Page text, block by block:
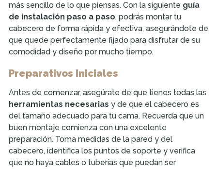
más sencillo de lo que piensas. Con la siguiente guía
de instalación paso a paso, podrás montar tu
cabecero de forma rápida y efectiva, asegurándote de
que quede perfectamente fijado para disfrutar de su
comodidad y diseño por mucho tiempo.
Preparativos Iniciales
Antes de comenzar, asegúrate de que tienes todas las
herramientas necesarias y de que el cabecero es
del tamaño adecuado para tu cama. Recuerda que un
buen montaje comienza con una excelente
preparación. Toma medidas de la pared y del
cabecero, identifica los puntos de soporte y verifica
que no haya cables o tuberías que puedan ser